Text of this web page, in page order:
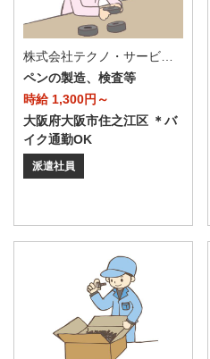
株式会社テクノ・サービス/お仕事No/0886727
ペンの製造、検査等
時給 1,300円～
大阪府大阪市住之江区 ＊バ
イク通勤OK
派遣社員